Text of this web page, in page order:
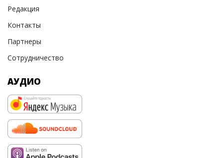
Редакция
Контакты
Партнеры
Сотрудничество
АУДИО